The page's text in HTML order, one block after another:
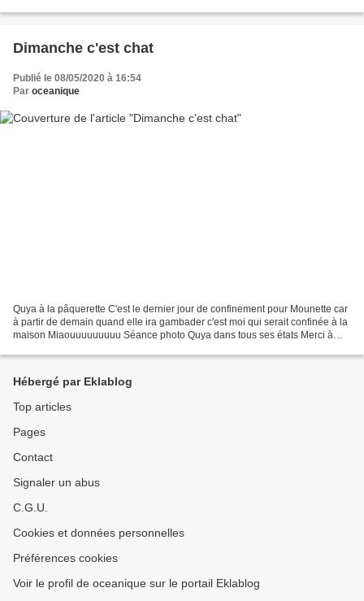
Dimanche c'est chat
Publié le 08/05/2020 à 16:54
Par oceanique
Quya à la pâquerette C'est le dernier jour de confinement pour Mounette car
à partir de demain quand elle ira gambader c'est moi qui serait confinée à la
maison Miaouuuuuuuuu Séance photo Quya dans tous ses états Merci à
Hébergé par Eklablog
Top articles
Pages
Contact
Signaler un abus
C.G.U.
Cookies et données personnelles
Préférences cookies
Voir le profil de oceanique sur le portail Eklablog